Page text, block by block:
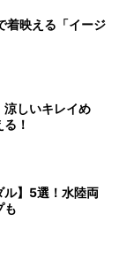
着映える「イージ
涼しいキレイめ
！
ル】5選！水陸両
も